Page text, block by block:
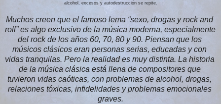
alcohol, excesos y autodestrucción se repite.
Muchos creen que el famoso lema “sexo, drogas y rock and
roll” es algo exclusivo de la música moderna, especialmente
del rock de los años 60, 70, 80 y 90. Piensan que los
músicos clásicos eran personas serias, educadas y con
vidas tranquilas. Pero la realidad es muy distinta. La historia
de la música clásica está llena de compositores que
tuvieron vidas caóticas, con problemas de alcohol, drogas,
relaciones tóxicas, infidelidades y problemas emocionales
graves.